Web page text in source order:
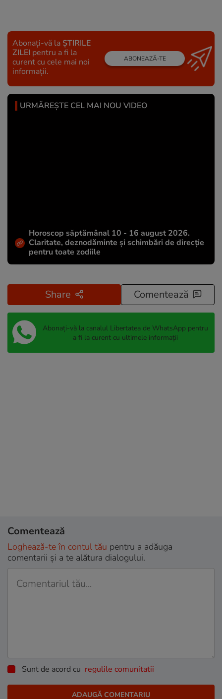
Abonați-vă la ȘTIRILE
ZILEI pentru a fi la
curent cu cele mai noi
informații.
ABONEAZĂ-TE
URMĂREȘTE CEL MAI NOU VIDEO
Horoscop săptămânal 10 - 16 august 2026.
Claritate, deznodăminte și schimbări de direcție
pentru toate zodiile
Share Comentează
Abonați-vă la canalul Libertatea de WhatsApp pentru
a fi la curent cu ultimele informații
Comentează
Loghează-te în contul tău pentru a adăuga
comentarii și a te alătura dialogului.
Sunt de acord cu regulile comunitatii